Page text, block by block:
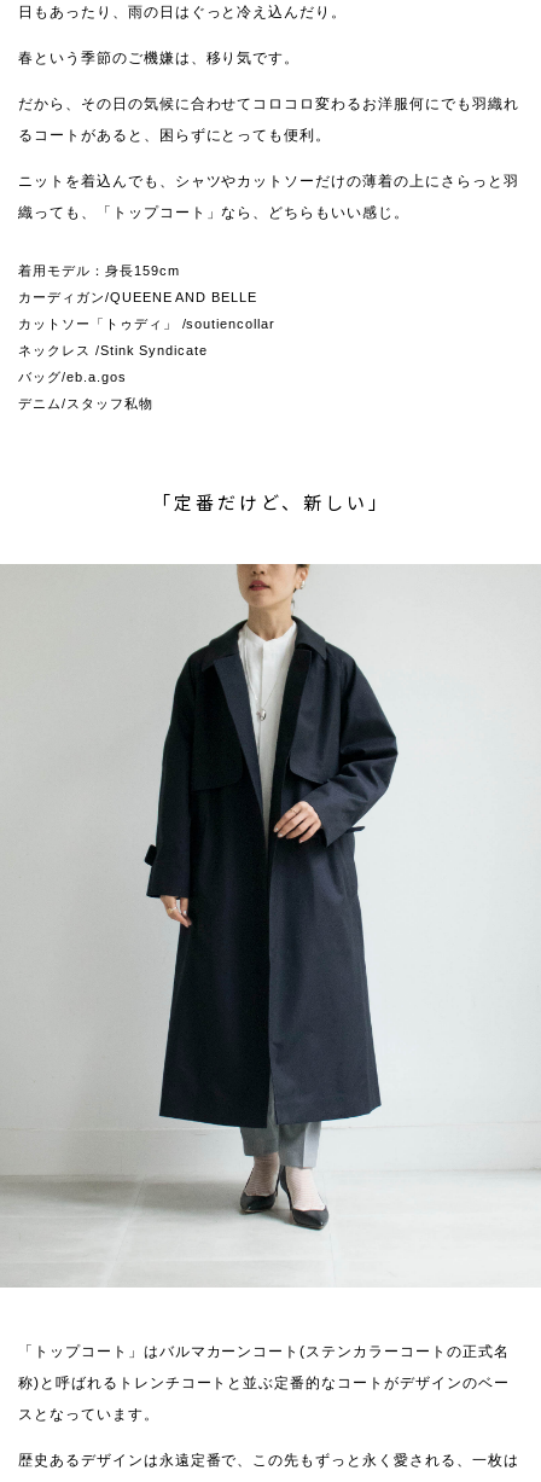
日もあったり、雨の日はぐっと冷え込んだり。
春という季節のご機嫌は、移り気です。
だから、その日の気候に合わせてコロコロ変わるお洋服何にでも羽織れ
るコートがあると、困らずにとっても便利。
ニットを着込んでも、シャツやカットソーだけの薄着の上にさらっと羽
織っても、「トップコート」なら、どちらもいい感じ。
着用モデル：身長159cm
カーディガン/QUEENE AND BELLE
カットソー「トゥディ」 /soutiencollar
ネックレス /Stink Syndicate
バッグ/eb.a.gos
デニム/スタッフ私物
「定番だけど、新しい」
「トップコート」はバルマカーンコート(ステンカラーコートの正式名
称)と呼ばれるトレンチコートと並ぶ定番的なコートがデザインのベー
スとなっています。
歴史あるデザインは永遠定番で、この先もずっと永く愛される、一枚は